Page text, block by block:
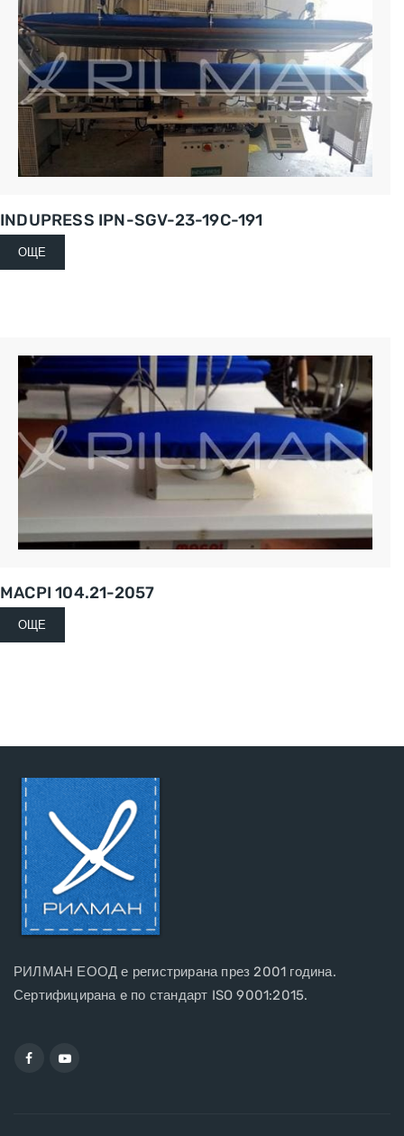
INDUPRESS IPN-SGV-23-19C-191
ОЩЕ
MACPI 104.21-2057
ОЩЕ
РИЛМАН ЕООД е регистрирана през 2001 година.
Сертифицирана e по стандарт ISO 9001:2015.